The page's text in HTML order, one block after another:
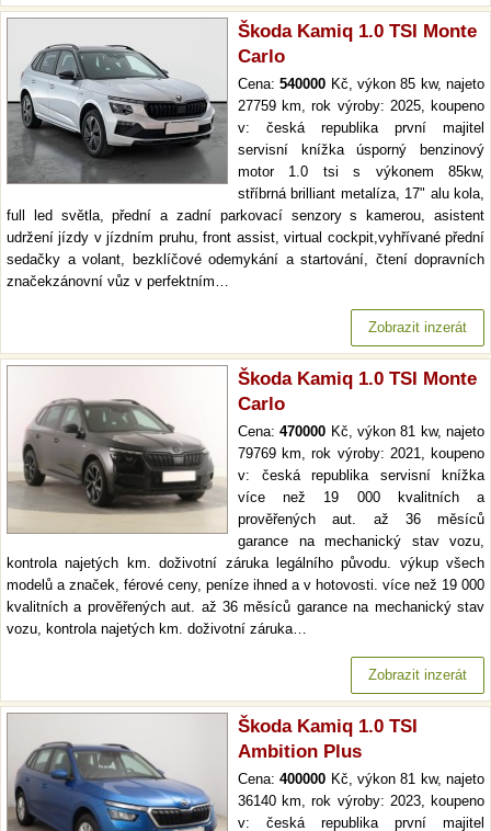
Škoda Kamiq 1.0 TSI Monte
Carlo
Cena:540000 Kč, výkon 85 kw, najeto
27759 km, rok výroby: 2025, koupeno
v: česká republika první majitel
servisní knížka úsporný benzinový
motor 1.0 tsi s výkonem 85kw,
stříbrná brilliant metalíza, 17" alu kola,
full led světla, přední a zadní parkovací senzory s kamerou, asistent
udržení jízdy v jízdním pruhu, front assist, virtual cockpit,vyhřívané přední
sedačky a volant, bezklíčové odemykání a startování, čtení dopravních
značekzánovní vůz v perfektním…
Zobrazit inzerát
Škoda Kamiq 1.0 TSI Monte
Carlo
Cena:470000 Kč, výkon 81 kw, najeto
79769 km, rok výroby: 2021, koupeno
v: česká republika servisní knížka
více než 19 000 kvalitních a
prověřených aut. až 36 měsíců
garance na mechanický stav vozu,
kontrola najetých km. doživotní záruka legálního původu. výkup všech
modelů a značek, férové ceny, peníze ihned a v hotovosti. více než 19 000
kvalitních a prověřených aut. až 36 měsíců garance na mechanický stav
vozu, kontrola najetých km. doživotní záruka…
Zobrazit inzerát
Škoda Kamiq 1.0 TSI
Ambition Plus
Cena:400000 Kč, výkon 81 kw, najeto
36140 km, rok výroby: 2023, koupeno
v: česká republika první majitel